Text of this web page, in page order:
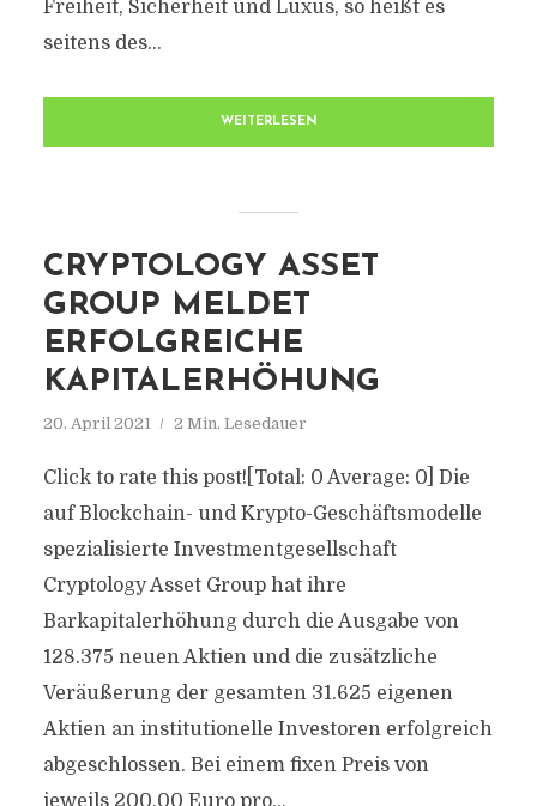
Freiheit, Sicherheit und Luxus, so heißt es
seitens des...
WEITERLESEN
CRYPTOLOGY ASSET
GROUP MELDET
ERFOLGREICHE
KAPITALERHÖHUNG
20. April 2021 2 Min. Lesedauer
Click to rate this post![Total: 0 Average: 0] Die
auf Blockchain- und Krypto-Geschäftsmodelle
spezialisierte Investmentgesellschaft
Cryptology Asset Group hat ihre
Barkapitalerhöhung durch die Ausgabe von
128.375 neuen Aktien und die zusätzliche
Veräußerung der gesamten 31.625 eigenen
Aktien an institutionelle Investoren erfolgreich
abgeschlossen. Bei einem fixen Preis von
jeweils 200,00 Euro pro...